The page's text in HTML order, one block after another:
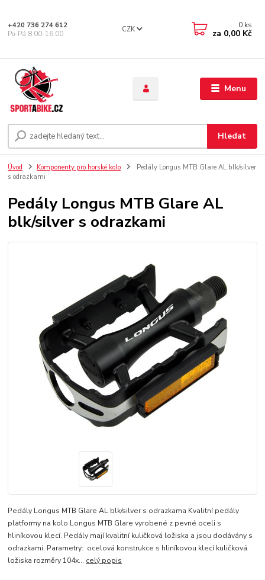
Menu
CZK
Hledat
+420 736 274 612
Po-Pá 8.00-16.00
0 ks
za 0,00 Kč
Úvod Komponenty pro horské kolo
Pedály Longus MTB Glare AL blk/silver
s odrazkami
Pedály Longus MTB Glare AL
blk/silver s odrazkami
Pedály Longus MTB Glare AL blk/silver s odrazkama Kvalitní pedály
platformy na kolo Longus MTB Glare vyrobené z pevné oceli s
hliníkovou klecí. Pedály mají kvalitní kuličková ložiska a jsou dodávány s
odrazkami. Parametry: ocelová konstrukce s hliníkovou klecí kuličková
ložiska rozměry 104x... celý popis